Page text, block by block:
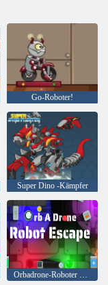
Go-Roboter!
Super Dino -Kämpfer
Orbadrone-Roboter entkommen